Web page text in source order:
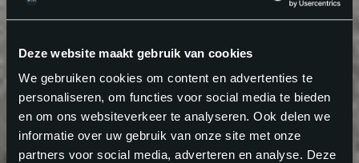
Deze website maakt gebruik van cookies
We gebruiken cookies om content en advertenties te
personaliseren, om functies voor social media te bieden
en om ons websiteverkeer te analyseren. Ook delen we
informatie over uw gebruik van onze site met onze
partners voor social media, adverteren en analyse. Deze